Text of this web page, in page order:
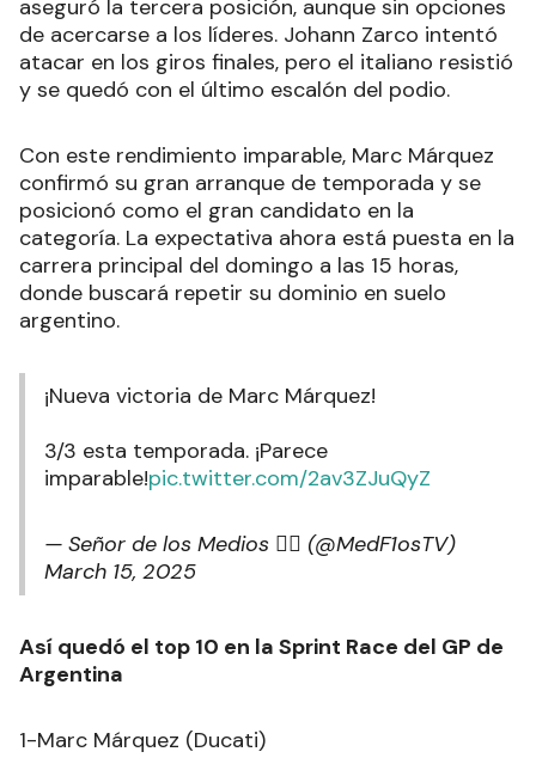
aseguró la tercera posición, aunque sin opciones
de acercarse a los líderes. Johann Zarco intentó
atacar en los giros finales, pero el italiano resistió
y se quedó con el último escalón del podio.
Con este rendimiento imparable, Marc Márquez
confirmó su gran arranque de temporada y se
posicionó como el gran candidato en la
categoría. La expectativa ahora está puesta en la
carrera principal del domingo a las 15 horas,
donde buscará repetir su dominio en suelo
argentino.
¡Nueva victoria de Marc Márquez!
3/3 esta temporada. ¡Parece
imparable!pic.twitter.com/2av3ZJuQyZ
— Señor de los Medios 🕵️‍♂️ (@MedF1osTV)
March 15, 2025
Así quedó el top 10 en la Sprint Race del GP de
Argentina
1-Marc Márquez (Ducati)